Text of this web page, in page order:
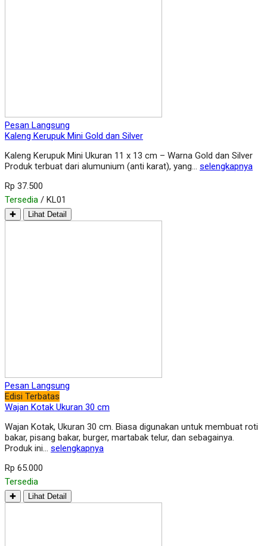
Pesan Langsung
Kaleng Kerupuk Mini Gold dan Silver
Kaleng Kerupuk Mini Ukuran 11 x 13 cm – Warna Gold dan Silver
Produk terbuat dari alumunium (anti karat), yang… selengkapnya
Rp 37.500
Tersedia / KL01
✚ Lihat Detail
Pesan Langsung
Edisi Terbatas
Wajan Kotak Ukuran 30 cm
Wajan Kotak, Ukuran 30 cm. Biasa digunakan untuk membuat roti
bakar, pisang bakar, burger, martabak telur, dan sebagainya.
Produk ini… selengkapnya
Rp 65.000
Tersedia
✚ Lihat Detail